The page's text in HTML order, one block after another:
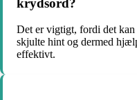
Det er vigtigt, fordi det
skjulte hint og dermed
effektivt.